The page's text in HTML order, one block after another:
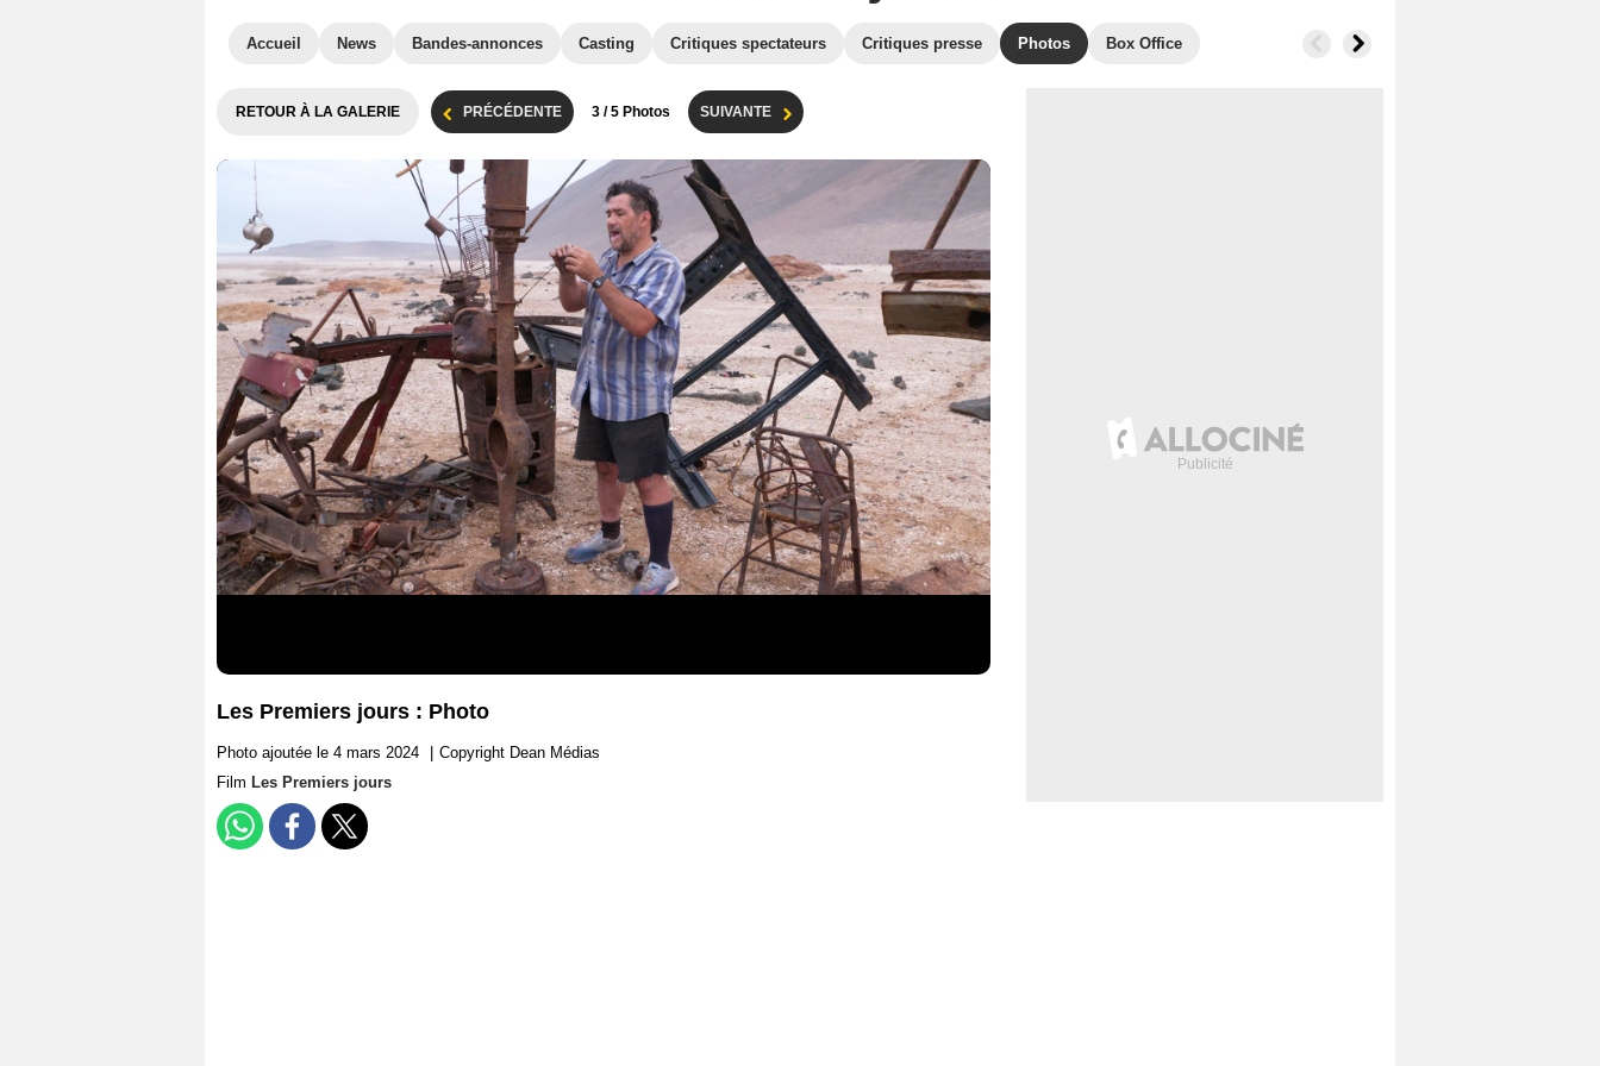
Accueil News Bandes-annonces Casting Critiques spectateurs Critiques presse Photos Box Office
RETOUR À LA GALERIE PRÉCÉDENTE 3 / 5 Photos SUIVANTE
Les Premiers jours : Photo
Photo ajoutée le 4 mars 2024
Copyright Dean Médias
Film Les Premiers jours